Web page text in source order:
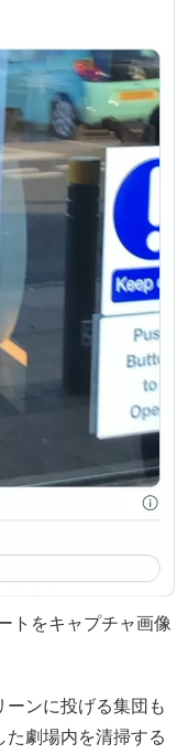
トをキャプチャ画像
ーンに投げる集団も
劇場内を清掃する